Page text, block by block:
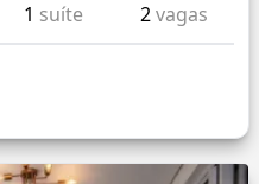
1 suíte 2vagas